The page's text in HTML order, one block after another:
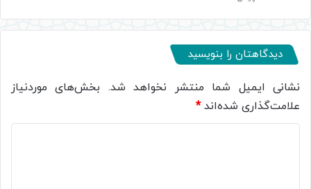
دیدگاهتان را بنویسید
نشانی ایمیل شما منتشر نخواهد شد. بخش‌های موردنیاز
علامت‌گذاری شده‌اند*